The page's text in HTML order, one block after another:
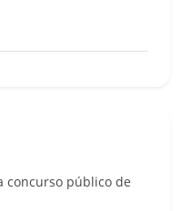
concurso público de